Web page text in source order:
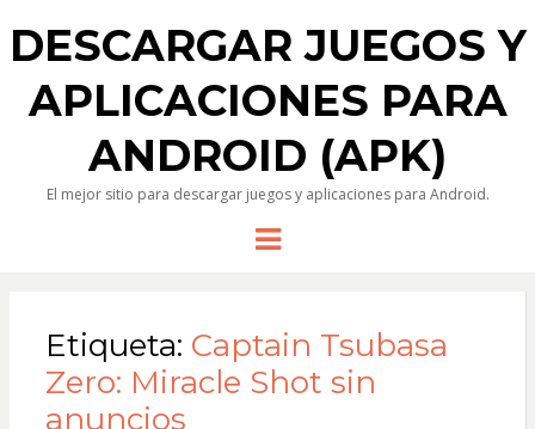
DESCARGAR JUEGOS Y
APLICACIONES PARA
ANDROID (APK)
El mejor sitio para descargar juegos y aplicaciones para Android.
Menu
Etiqueta: Captain Tsubasa
Zero: Miracle Shot sin
anuncios